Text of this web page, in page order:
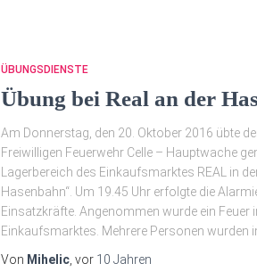
ÜBUNGSDIENSTE
Übung bei Real an der
Am Donnerstag, den 20. Oktober 2016 übte
Freiwilligen Feuerwehr Celle – Hauptwache
Lagerbereich des Einkaufsmarktes REAL in
Hasenbahn“. Um 19.45 Uhr erfolgte die
Einsatzkräfte. Angenommen wurde ein Feuer
Einkaufsmarktes. Mehrere Personen wurden
Von Mihelic , vor 10 Jahren